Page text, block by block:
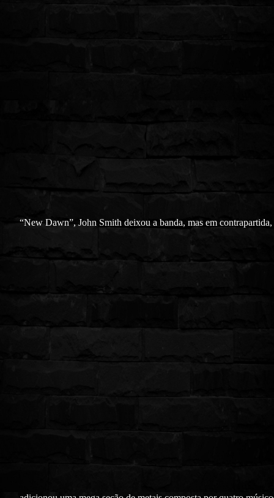
“New Dawn”, John Smith deixou a banda, mas em